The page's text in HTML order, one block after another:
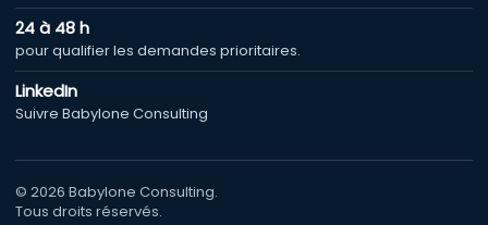
24 à 48 h
pour qualifier les demandes prioritaires.
LinkedIn
Suivre Babylone Consulting
© 2026 Babylone Consulting.
Tous droits réservés.